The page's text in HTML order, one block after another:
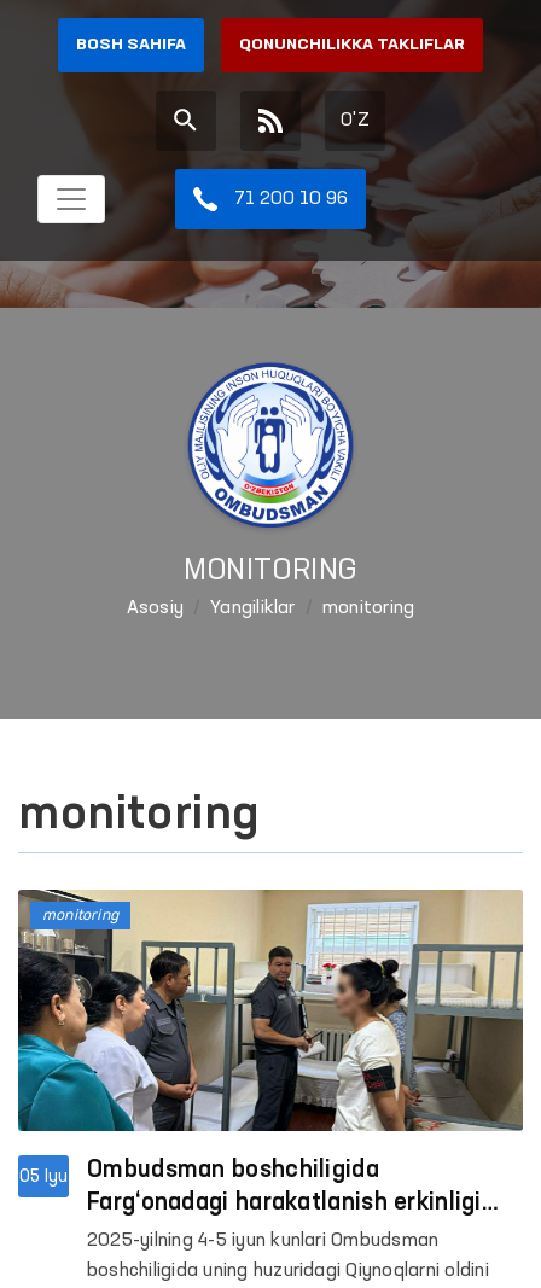
BOSH SAHIFA QONUNCHILIKKA TAKLIFLAR
O'Z
71 200 10 96
MONITORING
Asosiy Yangiliklar monitoring
monitoring
05 Iyu
Ombudsman boshchiligida
Farg‘onadagi harakatlanish erkinligi
cheklangan shaxslar saqlanadigan
yopiq muassasalardagi sharoitlar
2025-yilning 4-5 iyun kunlari Ombudsman
boshchiligida uning huzuridagi Qiynoqlarni oldini
monitoring